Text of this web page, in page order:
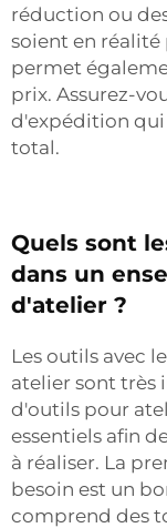
réduction ou
soient en réalité
permet
prix. Assurez-
d'expédition qui
total.
Quels sont
dans un
d'atelier ?
Les outils avec
atelier sont très
d'outils pour
essentiels afin
à réaliser. La
besoin est un
comprend des